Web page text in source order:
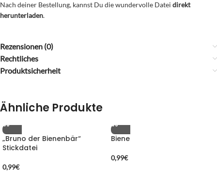
Nach deiner Bestellung, kannst Du die wundervolle Datei direkt
herunterladen.
Rezensionen (0)
Rechtliches
Produktsicherheit
Ähnliche Produkte
„Bruno der Bienenbär“
Stickdatei
0,99€
Biene
0,99€